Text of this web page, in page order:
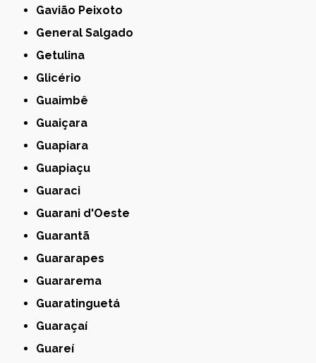
Gavião Peixoto
General Salgado
Getulina
Glicério
Guaimbê
Guaiçara
Guapiara
Guapiaçu
Guaraci
Guarani d'Oeste
Guarantã
Guararapes
Guararema
Guaratinguetá
Guaraçaí
Guareí